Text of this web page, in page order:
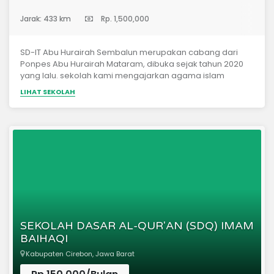
Jarak: 433 km Rp. 1,500,000
SD-IT Abu Hurairah Sembalun merupakan cabang dari
Ponpes Abu Hurairah Mataram, dibuka sejak tahun 2020
yang lalu. sekolah kami mengajarkan agama islam
mencetak generasi Rabbani berkarakter. Program
unggulan: Tahfizhul qur'an, Bahasa Arab dasar, Hafalan
LIHAT SEKOLAH
SEKOLAH DASAR AL-QUR'AN (SDQ) IMAM
BAIHAQI
Kabupaten Cirebon, Jawa Barat